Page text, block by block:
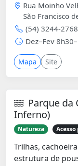
Rua Moinho
São Francisco
(54) 3244-
Dez–Fev
Mapa Site
Parque da
Inferno)
Natureza Acesso
Trilhas,
estrutura de